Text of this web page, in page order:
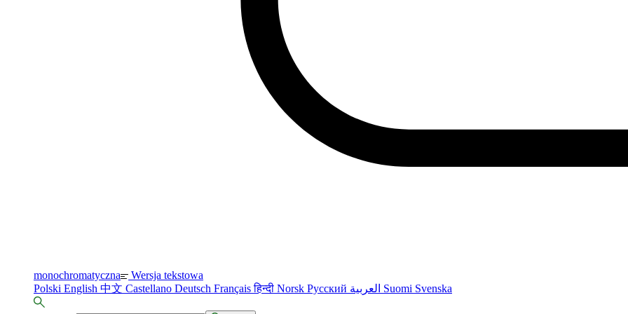
monochromatyczna
Wersja tekstowa
Polski English 中文 Castellano Deutsch Françaisहिन्दी Norsk Русский Suomi Svenska